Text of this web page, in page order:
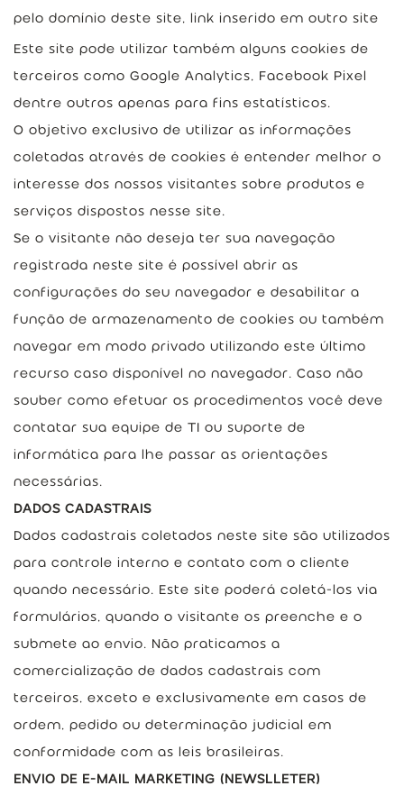
pelo domínio deste site, link inserido em outro site
Este site pode utilizar também alguns cookies de
terceiros como Google Analytics, Facebook Pixel
dentre outros apenas para fins estatísticos.
O objetivo exclusivo de utilizar as informações
coletadas através de cookies é entender melhor o
interesse dos nossos visitantes sobre produtos e
serviços dispostos nesse site.
Se o visitante não deseja ter sua navegação
registrada neste site é possível abrir as
configurações do seu navegador e desabilitar a
função de armazenamento de cookies ou também
navegar em modo privado utilizando este último
recurso caso disponível no navegador. Caso não
souber como efetuar os procedimentos você deve
contatar sua equipe de TI ou suporte de
informática para lhe passar as orientações
necessárias.
DADOS CADASTRAIS
Dados cadastrais coletados neste site são utilizados
para controle interno e contato com o cliente
quando necessário. Este site poderá coletá-los via
formulários, quando o visitante os preenche e o
submete ao envio. Não praticamos a
comercialização de dados cadastrais com
terceiros, exceto e exclusivamente em casos de
ordem, pedido ou determinação judicial em
conformidade com as leis brasileiras.
ENVIO DE E-MAIL MARKETING (NEWSLLETER)